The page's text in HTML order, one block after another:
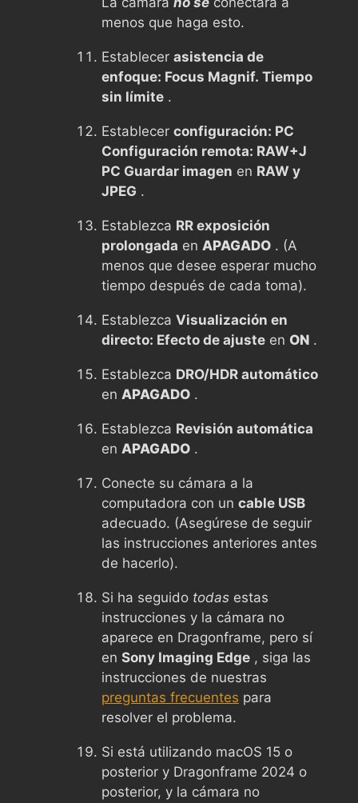
menos que haga esto.
Establecer asistencia de
enfoque: Focus Magnif. Tiempo
sin límite .
Establecer configuración: PC
Configuración remota: RAW+J
PC Guardar imagen en RAW y
JPEG .
Establezca RR exposición
prolongada en APAGADO . (A
menos que desee esperar mucho
tiempo después de cada toma).
Establezca Visualización en
directo: Efecto de ajuste en ON .
Establezca DRO/HDR automático
en APAGADO .
Establezca Revisión automática
en APAGADO .
Conecte su cámara a la
computadora con un cable USB
adecuado. (Asegúrese de seguir
las instrucciones anteriores antes
de hacerlo).
Si ha seguido todas estas
instrucciones y la cámara no
aparece en Dragonframe, pero sí
en Sony Imaging Edge , siga las
instrucciones de nuestras
preguntas frecuentes para
resolver el problema.
Si está utilizando macOS 15 o
posterior y Dragonframe 2024 o
posterior, y la cámara no